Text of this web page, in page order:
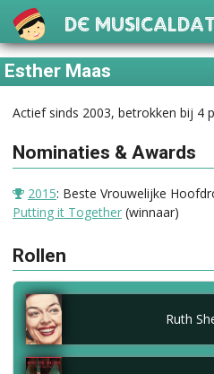
De
Esther Maas
Actief sinds 2003, betrokken bij 4
Nominaties & Awards
2015: Beste Vrouwelijke
Putting it Together (winnaar)
Rollen
Ruth